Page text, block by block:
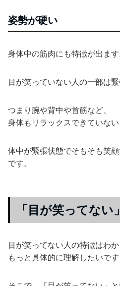
姿勢が硬い
身体中の筋肉にも特徴が出ます
目が笑っていない人の一部は緊
つまり腕や背中や首筋など、
身体もリラックスできていない
体中が緊張状態でそもそも笑
です。
「目が笑ってな
目が笑ってない人の特徴はわか
もっと具体的に理解したいです